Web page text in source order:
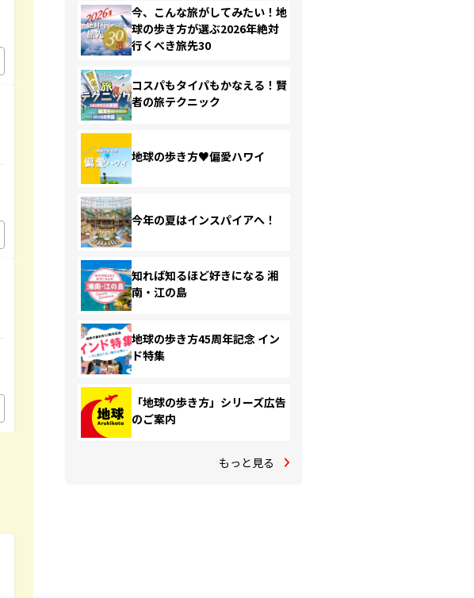
今、こんな旅がしてみたい！地
球の歩き方が選ぶ2026年絶対
行くべき旅先30
コスパもタイパもかなえる！賢
者の旅テクニック
地球の歩き方♥偏愛ハワイ
今年の夏はインスパイアへ！
知れば知るほど好きになる 湘
南・江の島
地球の歩き方45周年記念 イン
ド特集
「地球の歩き方」シリーズ広告
のご案内
もっと見る